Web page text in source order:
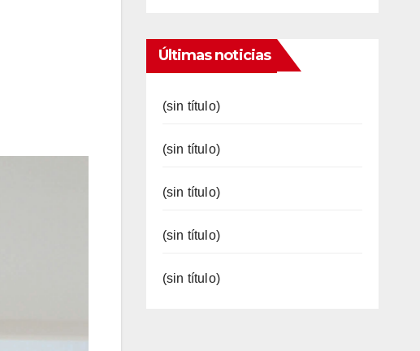
Últimas noticias
(sin título)
(sin título)
(sin título)
(sin título)
(sin título)